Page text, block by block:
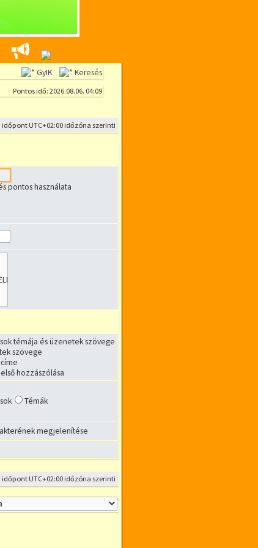
GyIK Keresés
Pontos idő: 2026.08.06. 04:09
időpontUTC+02:00 időzóna szerinti
pontos használata
témája és üzenetek szövege
szövege
hozzászólása
Témák
megjelenítése
időpontUTC+02:00 időzóna szerinti